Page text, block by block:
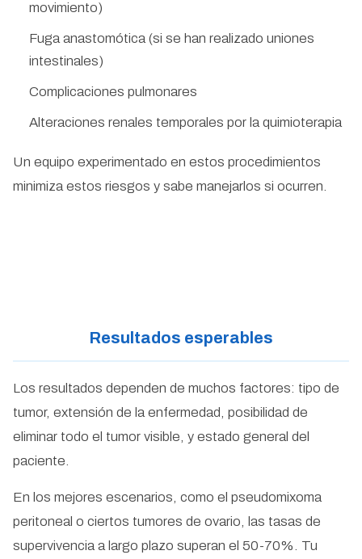
movimiento)
Fuga anastomótica (si se han realizado uniones
intestinales)
Complicaciones pulmonares
Alteraciones renales temporales por la quimioterapia
Un equipo experimentado en estos procedimientos
minimiza estos riesgos y sabe manejarlos si ocurren.
Resultados esperables
Los resultados dependen de muchos factores: tipo de
tumor, extensión de la enfermedad, posibilidad de
eliminar todo el tumor visible, y estado general del
paciente.
En los mejores escenarios, como el pseudomixoma
peritoneal o ciertos tumores de ovario, las tasas de
supervivencia a largo plazo superan el 50-70%. Tu